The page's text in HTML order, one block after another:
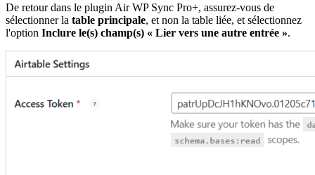
De retour dans le plugin Air WP Sync Pro+, assurez-vous de
sélectionner la table principale, et non la table liée, et sélectionnez
l'option Inclure le(s) champ(s) « Lier vers une autre entrée ».